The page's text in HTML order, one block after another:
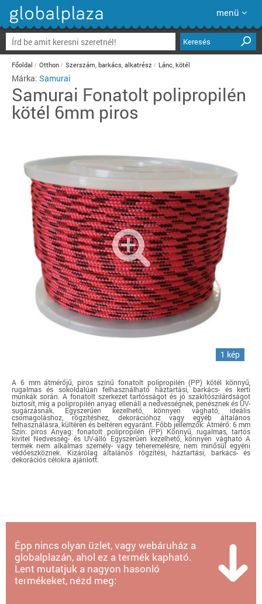
menü
Keresés
Főoldal Otthon Szerszám, barkács, alkatrész Lánc, kötél
Márka: Samurai
Samurai Fonatolt polipropilén
kötél 6mm piros
1 kép
A 6 mm átmérőjű, piros színű fonatolt polipropilén (PP) kötél könnyű,
rugalmas és sokoldalúan felhasználható háztartási, barkács- és kerti
munkák során. A fonatolt szerkezet tartósságot és jó szakítószilárdságot
biztosít, míg a polipropilén anyag ellenáll a nedvességnek, penésznek és UV-
sugárzásnak. Egyszerűen kezelhető, könnyen vágható, ideális
csomagoláshoz, rögzítéshez, dekorációhoz vagy egyéb általános
felhasználásra, kültéren és beltéren egyaránt. Főbb jellemzők: Átmérő: 6 mm
Szín: piros Anyag: fonatolt polipropilén (PP) Könnyű, rugalmas, tartós
kivitel Nedvesség- és UV-álló Egyszerűen kezelhető, könnyen vágható A
termék nem alkalmas személy- vagy teheremelésre, nem minősül egyéni
védőeszköznek. Kizárólag általános rögzítési, háztartási, barkács- és
dekorációs célokra ajánlott.
Épp nincs olyan üzlet, vagy webáruház a
globalplazán, ahol ez a termék kapható.
Lent mutatjuk a nagyon hasonló
termékeket, nézd meg: